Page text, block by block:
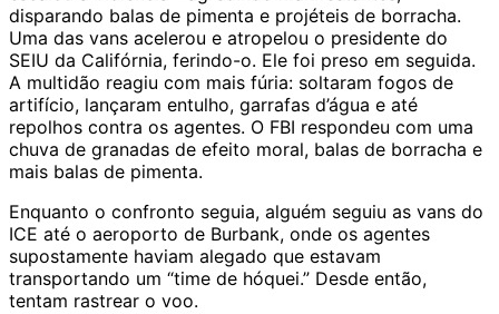
disparando balas de pimenta e projéteis de borracha.
Uma das vans acelerou e atropelou o presidente do
SEIU da Califórnia, ferindo-o. Ele foi preso em seguida.
A multidão reagiu com mais fúria: soltaram fogos de
artifício, lançaram entulho, garrafas d’água e até
repolhos contra os agentes. O FBI respondeu com uma
chuva de granadas de efeito moral, balas de borracha e
mais balas de pimenta.
Enquanto o confronto seguia, alguém seguiu as vans do
ICE até o aeroporto de Burbank, onde os agentes
supostamente haviam alegado que estavam
transportando um “time de hóquei.” Desde então,
tentam rastrear o voo.